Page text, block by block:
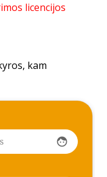
licencijos
kam
face